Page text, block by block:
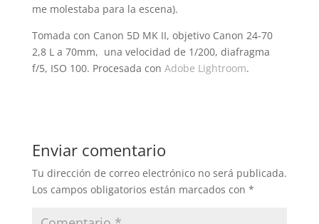
me molestaba para la escena).
Tomada con Canon 5D MK II, objetivo Canon 24-70
2,8 L a 70mm, una velocidad de 1/200, diafragma
f/5, ISO 100. Procesada con Adobe Lightroom.
Enviar comentario
Tu dirección de correo electrónico no será publicada.
Los campos obligatorios están marcados con *